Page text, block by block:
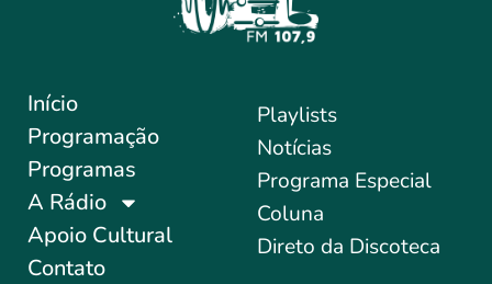
Início
Programação
Programas
A Rádio
Apoio Cultural
Contato
Playlists
Notícias
Programa Especial
Coluna
Direto da Discoteca